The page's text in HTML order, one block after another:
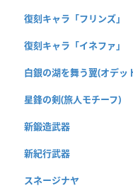
復刻キャラ「フリンズ」
復刻キャラ「イネファ」
白銀の湖を舞う翼(オデッ
星鋒の剣(旅人モチーフ)
新鍛造武器
新紀行武器
スネージナヤ